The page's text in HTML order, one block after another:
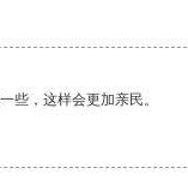
些，这样会更加亲民。